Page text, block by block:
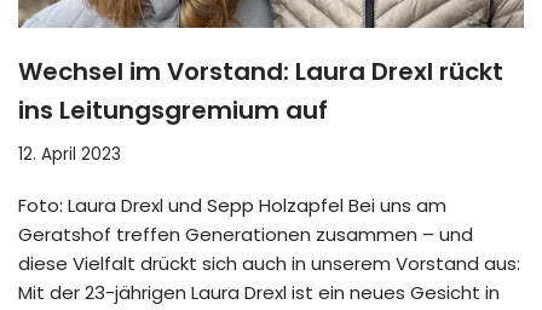
Wechsel im Vorstand: Laura Drexl rückt
ins Leitungsgremium auf
12. April 2023
Foto: Laura Drexl und Sepp Holzapfel Bei uns am
Geratshof treffen Generationen zusammen – und
diese Vielfalt drückt sich auch in unserem Vorstand aus:
Mit der 23-jährigen Laura Drexl ist ein neues Gesicht in